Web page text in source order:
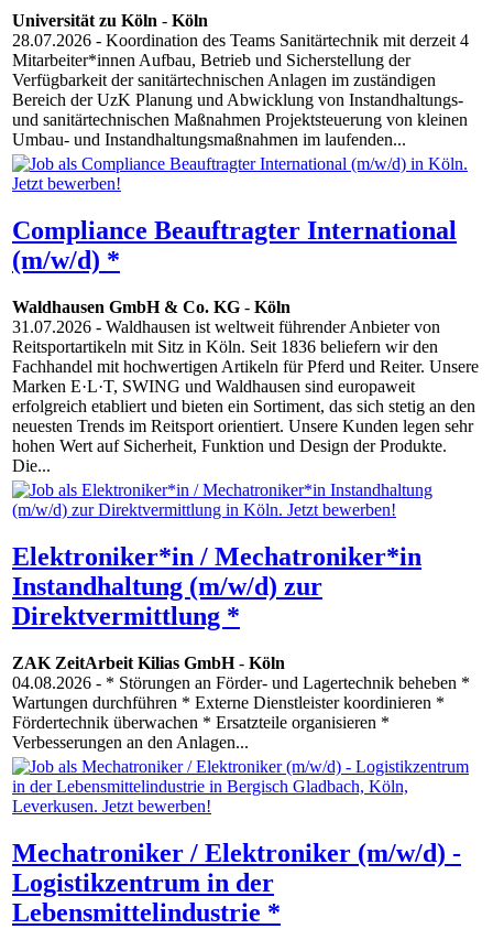
Universität zu Köln - Köln
28.07.2026 - Koordination des Teams Sanitärtechnik mit derzeit 4
Mitarbeiter*innen Aufbau, Betrieb und Sicherstellung der
Verfügbarkeit der sanitärtechnischen Anlagen im zuständigen
Bereich der UzK Planung und Abwicklung von Instandhaltungs-
und sanitärtechnischen Maßnahmen Projektsteuerung von kleinen
Umbau- und Instandhaltungsmaßnahmen im laufenden...
Compliance Beauftragter International
(m/w/d) *
Waldhausen GmbH & Co. KG - Köln
31.07.2026 - Waldhausen ist weltweit führender Anbieter von
Reitsportartikeln mit Sitz in Köln. Seit 1836 beliefern wir den
Fachhandel mit hochwertigen Artikeln für Pferd und Reiter. Unsere
Marken E·L·T, SWING und Waldhausen sind europaweit
erfolgreich etabliert und bieten ein Sortiment, das sich stetig an den
neuesten Trends im Reitsport orientiert. Unsere Kunden legen sehr
hohen Wert auf Sicherheit, Funktion und Design der Produkte.
Die...
Elektroniker*in / Mechatroniker*in
Instandhaltung (m/w/d) zur
Direktvermittlung *
ZAK ZeitArbeit Kilias GmbH- Köln
04.08.2026 - * Störungen an Förder- und Lagertechnik beheben *
Wartungen durchführen * Externe Dienstleister koordinieren *
Fördertechnik überwachen * Ersatzteile organisieren *
Verbesserungen an den Anlagen...
Mechatroniker / Elektroniker (m/w/d) -
Logistikzentrum in der
Lebensmittelindustrie *